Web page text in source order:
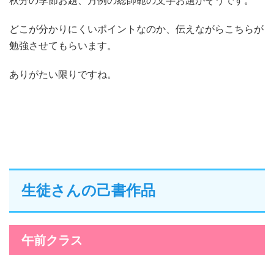
どこが分かりにくいポイントなのか、伝えながらこちらが
勉強させてもらいます。
ありがたい限りですね。
生徒さんの己書作品
午前クラス